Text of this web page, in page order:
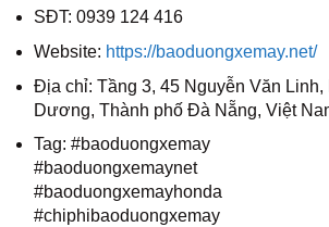
SĐT: 0939 124 416
Website: https://baoduongxemay.net/
Địa chỉ: Tầng 3, 45 Nguyễn Văn
Dương, Thành phố Đà Nẵng, Việt
Tag: #baoduongxemay
#baoduongxemaynet
#baoduongxemayhonda
#chiphibaoduongxemay